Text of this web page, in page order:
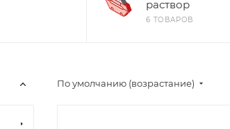
раствор
6 ТОВАРОВ
По умолчанию (возрастание)